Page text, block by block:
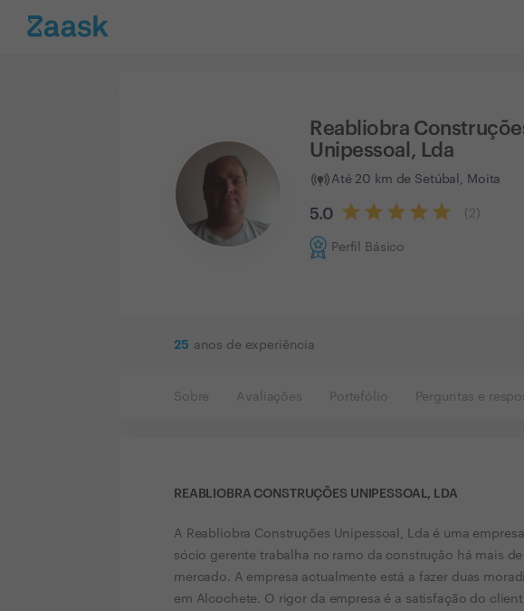
Reabliobra
Unipessoal, Lda
Até 20 km de Setúbal, Moita
5.0 ( 2
Perfil Básico
25 anos de experiência
Sobre Avaliações Portefólio Perguntas e
REABLIOBRA CONSTRUÇÕES UNIPESSOAL, LDA
A Reabliobra Construções Unipessoal, Lda é uma
sócio gerente trabalha no ramo da construção há mais
mercado. A empresa actualmente está a fazer duas
em Alcochete. O rigor da empresa é a satisfação do